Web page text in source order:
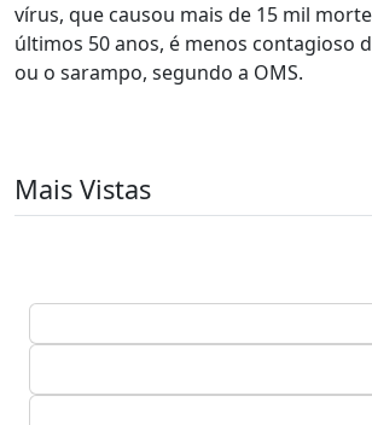
vírus, que causou mais de 15 mil
últimos 50 anos, é menos contagioso
ou o sarampo, segundo a OMS.
Mais Vistas